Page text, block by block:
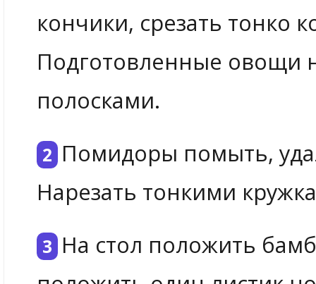
кончики, срезать тонко
Подготовленные овощи
полосками.
Помидоры помыть,
Нарезать тонкими
На стол положить